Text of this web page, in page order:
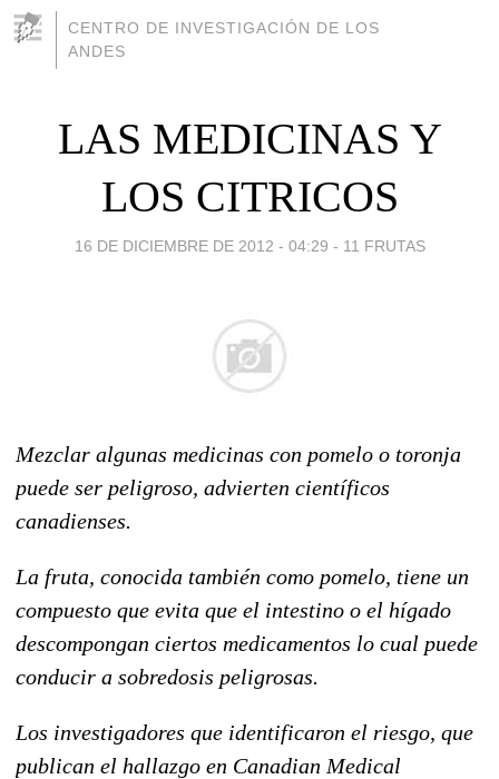
CENTRO DE INVESTIGACIÓN DE LOS
ANDES
LAS MEDICINAS Y
LOS CITRICOS
16 DE DICIEMBRE DE 2012 - 04:29 - 11 FRUTAS
Mezclar algunas medicinas con pomelo o toronja
puede ser peligroso, advierten científicos
canadienses.
La fruta, conocida también como pomelo, tiene un
compuesto que evita que el intestino o el hígado
descompongan ciertos medicamentos lo cual puede
conducir a sobredosis peligrosas.
Los investigadores que identificaron el riesgo, que
publican el hallazgo en Canadian Medical